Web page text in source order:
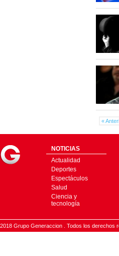
«
NOTICIAS
Actualidad
Deportes
Espectáculos
Salud
Ciencia y
tecnología
2018 Grupo Generaccion . Todos los